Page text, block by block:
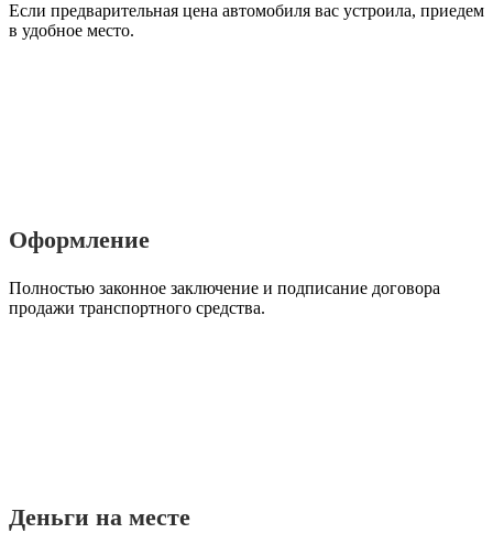
Если предварительная цена автомобиля вас устроила, приедем
в удобное место.
Оформление
Полностью законное заключение и подписание договора
продажи транспортного средства.
Деньги на месте